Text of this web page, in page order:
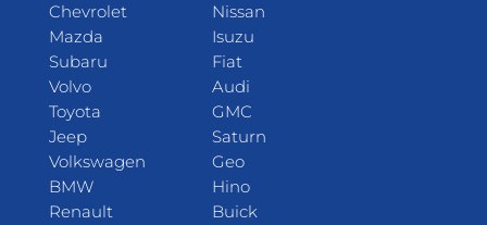
Chevrolet
Mazda
Subaru
Volvo
Toyota
Jeep
Volkswagen
BMW
Renault
Nissan
Isuzu
Fiat
Audi
GMC
Saturn
Geo
Hino
Buick